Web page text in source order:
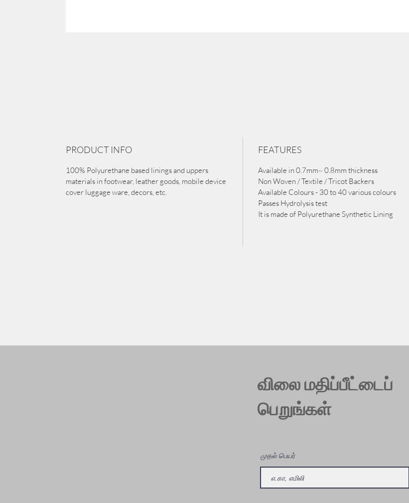
PRODUCT INFO
100% Polyurethane based linings and uppers
materials in footwear, leather goods, mobile device
cover luggage ware, decors, etc.
FEATURES
Available in 0.7mm~ 0.8mm thickness
Non Woven / Textile / Tricot Backers
Available Colours - 30 to 40 various colours
Passes Hydrolysis test
It is made of Polyurethane Synthetic Lining
விலை மதிப்பீட்டைப்
பெறுங்கள்
முதல் பெயர்